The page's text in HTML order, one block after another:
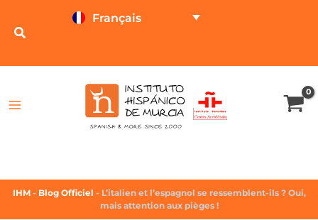
Français
IHM - Blog Officiel - L’italien et l’espagnol se ressemblent-ils ? Oui,
mais attention aux pièges !